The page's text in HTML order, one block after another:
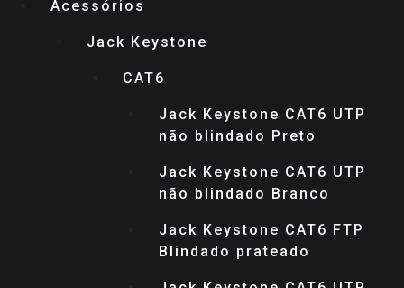
Acessórios
Jack Keystone
CAT6
Jack Keystone CAT6 UTP
não blindado Preto
Jack Keystone CAT6 UTP
não blindado Branco
Jack Keystone CAT6 FTP
Blindado prateado